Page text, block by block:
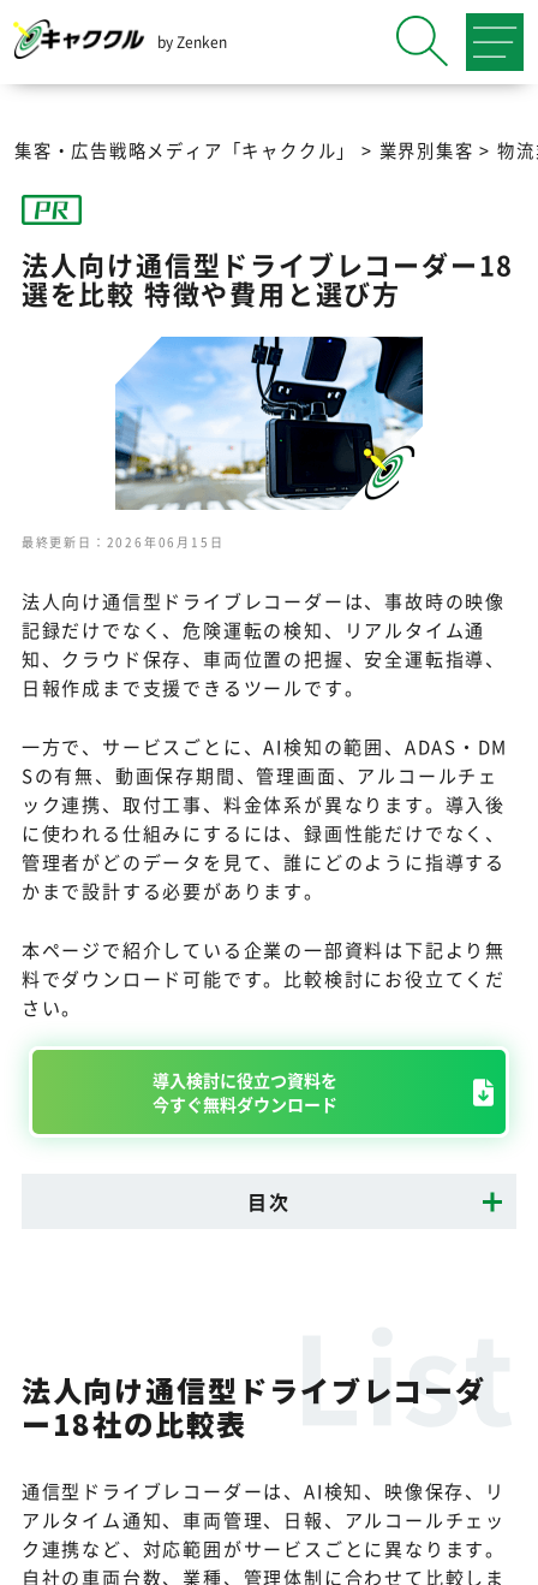
by Zenken
集客・広告戦略メディア「キャククル」 > 業界別集客 > 物
法人向け通信型ドライブレコーダー18
選を比較 特徴や費用と選び方
最終更新日：2026年06月15日
法人向け通信型ドライブレコーダーは、事故時の映像
記録だけでなく、危険運転の検知、リアルタイム通
知、クラウド保存、車両位置の把握、安全運転指導、
日報作成まで支援できるツールです。
一方で、サービスごとに、AI検知の範囲、ADAS・DM
Sの有無、動画保存期間、管理画面、アルコールチェ
ック連携、取付工事、料金体系が異なります。導入後
に使われる仕組みにするには、録画性能だけでなく、
管理者がどのデータを見て、誰にどのように指導する
かまで設計する必要があります。
本ページで紹介している企業の一部資料は下記より無
料でダウンロード可能です。比較検討にお役立てくだ
さい。
導入検討に役立つ資料を
今すぐ無料ダウンロード
目次
法人向け通信型ドライブレコーダ
ー18社の比較表
通信型ドライブレコーダーは、AI検知、映像保存、リ
アルタイム通知、車両管理、日報、アルコールチェッ
ク連携など、対応範囲がサービスごとに異なります。
自社の車両台数、業種、管理体制に合わせて比較しま